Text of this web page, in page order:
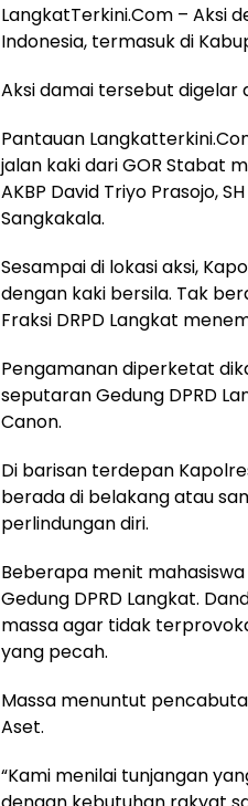
LangkatTerkini.Com – Aksi
Indonesia, termasuk di
Aksi damai tersebut digelar
Pantauan
jalan kaki dari GOR Stabat
AKBP David Triyo Prasojo,
Sangkakala.
Sesampai di lokasi aksi,
dengan kaki bersila. Tak
Fraksi DRPD Langkat
Pengamanan diperketat
seputaran Gedung DPRD
Canon.
Di barisan terdepan
berada di belakang atau
perlindungan diri.
Beberapa menit
Gedung DPRD Langkat.
massa agar tidak
yang pecah.
Massa menuntut
Aset.
“Kami menilai tunjangan